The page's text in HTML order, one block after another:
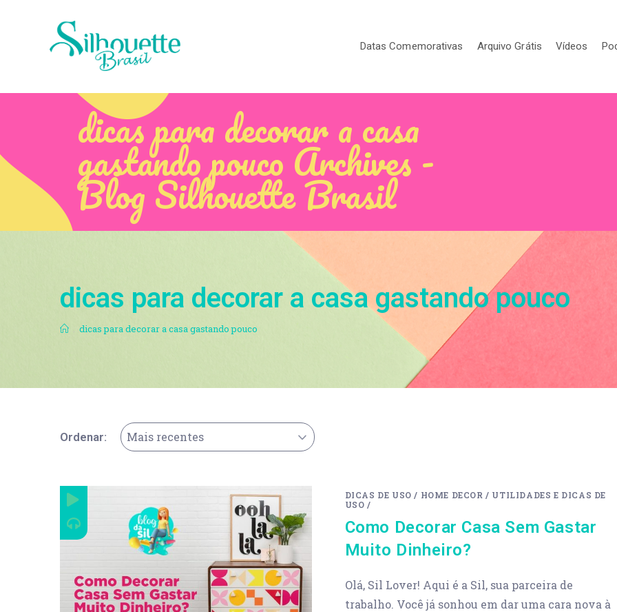
Datas Comemorativas Arquivo Grátis Vídeos
dicas para decorar a casa
gastando pouco Archives -
Blog Silhouette Brasil
dicas para decorar a casa gastando pouco
. dicas para decorar a casa gastando pouco
Ordenar: Mais recentes
DICAS DE USO / HOME DECOR / UTILIDADES E DICAS DE
USO /
Como Decorar Casa Sem Gastar
Muito Dinheiro?
Olá, Sil Lover! Aqui é a Sil, sua parceira de
trabalho. Você já sonhou em dar uma cara nova à